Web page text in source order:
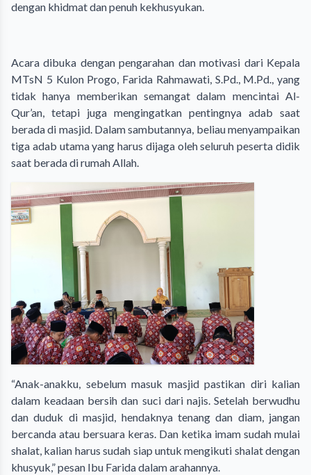
dengan khidmat dan penuh kekhusyukan.
Acara dibuka dengan pengarahan dan motivasi dari Kepala
MTsN 5 Kulon Progo, Farida Rahmawati, S.Pd., M.Pd., yang
tidak hanya memberikan semangat dalam mencintai Al-
Qur’an, tetapi juga mengingatkan pentingnya adab saat
berada di masjid. Dalam sambutannya, beliau menyampaikan
tiga adab utama yang harus dijaga oleh seluruh peserta didik
saat berada di rumah Allah.
“Anak-anakku, sebelum masuk masjid pastikan diri kalian
dalam keadaan bersih dan suci dari najis. Setelah berwudhu
dan duduk di masjid, hendaknya tenang dan diam, jangan
bercanda atau bersuara keras. Dan ketika imam sudah mulai
shalat, kalian harus sudah siap untuk mengikuti shalat dengan
khusyuk,” pesan Ibu Farida dalam arahannya.